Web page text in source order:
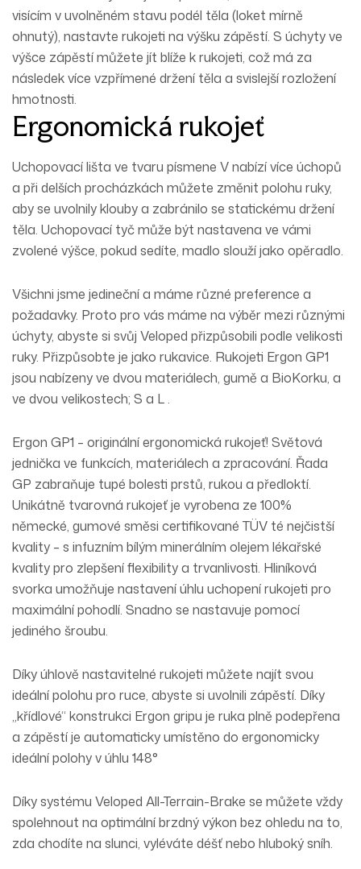
visícím v uvolněném stavu podél těla (loket mírně
ohnutý), nastavte rukojeti na výšku zápěstí. S úchyty ve
výšce zápěstí můžete jít blíže k rukojeti, což má za
následek více vzpřímené držení těla a svislejší rozložení
hmotnosti.
Ergonomická rukojeť
Uchopovací lišta ve tvaru písmene V nabízí více úchopů
a při delších procházkách můžete změnit polohu ruky,
aby se uvolnily klouby a zabránilo se statickému držení
těla. Uchopovací tyč může být nastavena ve vámi
zvolené výšce, pokud sedíte, madlo slouží jako opěradlo.
Všichni jsme jedineční a máme různé preference a
požadavky. Proto pro vás máme na výběr mezi různými
úchyty, abyste si svůj Veloped přizpůsobili podle velikosti
ruky. Přizpůsobte je jako rukavice. Rukojeti Ergon GP1
jsou nabízeny ve dvou materiálech, gumě a BioKorku, a
ve dvou velikostech; S a L .
Ergon GP1 – originální ergonomická rukojeť! Světová
jednička ve funkcích, materiálech a zpracování. Řada
GP zabraňuje tupé bolesti prstů, rukou a předloktí.
Unikátně tvarovná rukojeť je vyrobena ze 100%
německé, gumové směsi certifikované TÜV té nejčistší
kvality – s infuzním bílým minerálním olejem lékařské
kvality pro zlepšení flexibility a trvanlivosti. Hliníková
svorka umožňuje nastavení úhlu uchopení rukojeti pro
maximální pohodlí. Snadno se nastavuje pomocí
jediného šroubu.
Díky úhlově nastavitelné rukojeti můžete najít svou
ideální polohu pro ruce, abyste si uvolnili zápěstí. Díky
„křídlové“ konstrukci Ergon gripu je ruka plně podepřena
a zápěstí je automaticky umístěno do ergonomicky
ideální polohy v úhlu 148°
Díky systému Veloped All-Terrain-Brake se můžete vždy
spolehnout na optimální brzdný výkon bez ohledu na to,
zda chodíte na slunci, vyléváte déšť nebo hluboký sníh.